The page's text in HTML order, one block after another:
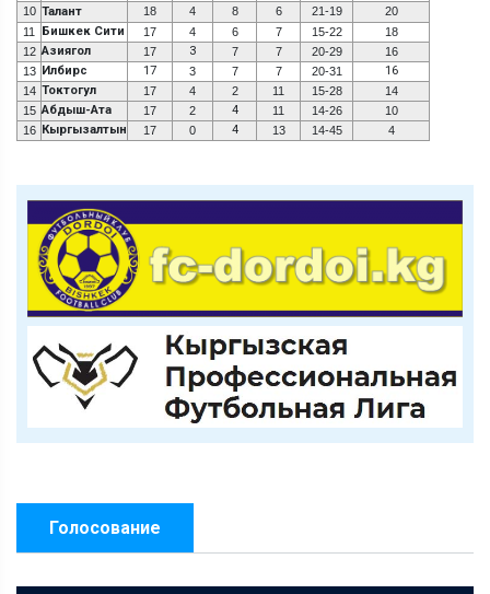
10 Талант 18 4 8 6 21-19
20
11
Бишкек Сити 17 4 6 7 15-22
18
12 Азиягол 17 3 7 7 20-29
16
13 Илбирс 17 3 7 7 20-31 16
14 Токтогул 17 4 2 11 15-28
14
15 Абдыш-Ата 17 2 4 11 14-26
10
16 Кыргызалтын 17 0 4 13 14-45 4
Голосование